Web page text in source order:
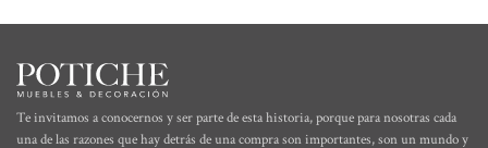
Te invitamos a conocernos y ser parte de esta historia, porque para nosotras cada
una de las razones que hay detrás de una compra son importantes, son un mundo y